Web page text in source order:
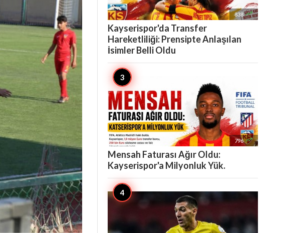
838 
Kayserispor'da Transfer
Hareketliliği: Prensipte Anlaşılan
İsimler Belli Oldu
796 
Mensah Faturası Ağır Oldu:
Kayserispor'a Milyonluk Yük.